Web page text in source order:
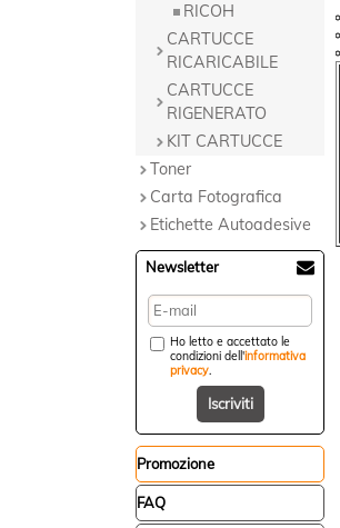
RICOH
CARTUCCE
RICARICABILE
CARTUCCE
RIGENERATO
KIT CARTUCCE
Toner
Carta Fotografica
Etichette Autoadesive
Newsletter
Ho letto e accettato le
condizioni dell'informativa
privacy.
Promozione
FAQ